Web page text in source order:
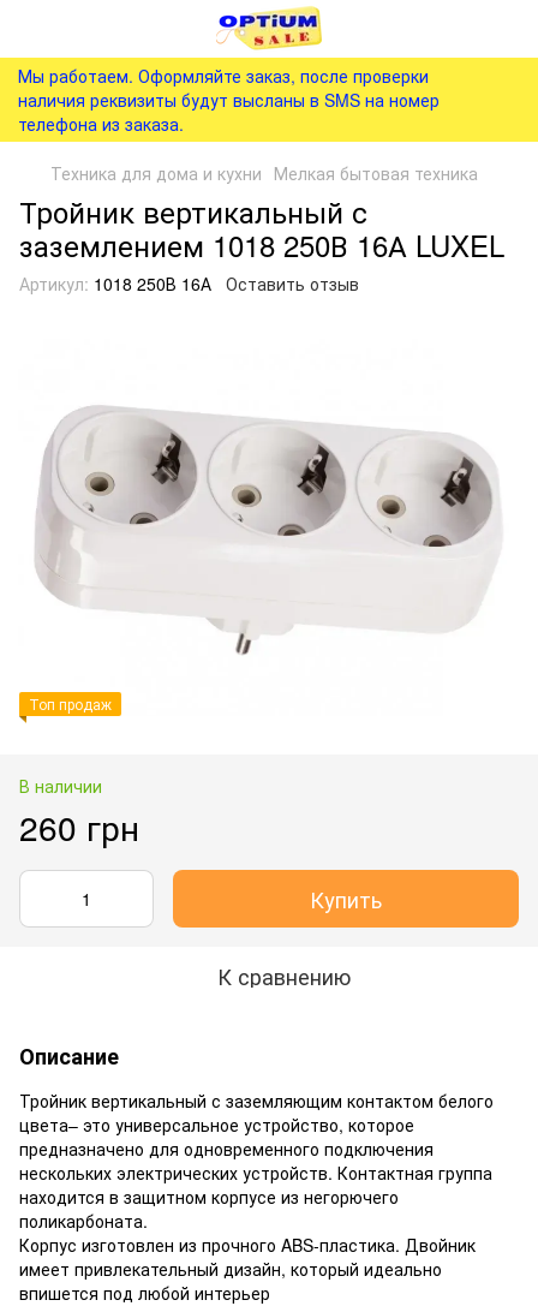
Мы работаем. Оформляйте заказ, после проверки
наличия реквизиты будут высланы в SMS на номер
телефона из заказа.
Техника для дома и кухни Мелкая бытовая техника
Тройник вертикальный с
заземлением 1018 250В 16А LUXEL
Артикул: 1018 250В 16А Оставить отзыв
Топ продаж
В наличии
260 грн
Купить
К сравнению
Описание
Тройник вертикальный с заземляющим контактом белого
цвета– это универсальное устройство, которое
предназначено для одновременного подключения
нескольких электрических устройств. Контактная группа
находится в защитном корпусе из негорючего
поликарбоната.
Корпус изготовлен из прочного ABS-пластика. Двойник
имеет привлекательный дизайн, который идеально
впишется под любой интерьер